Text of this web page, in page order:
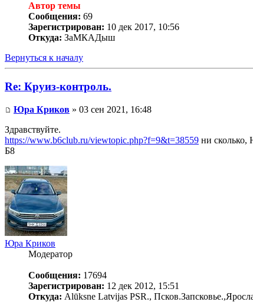
Автор темы
Сообщения: 69
Зарегистрирован: 10 дек 2017, 10:56
Откуда: ЗаМКАДыш
Вернуться к началу
Re: Круиз-контроль.
Юра Криков » 03 сен 2021, 16:48
Здравствуйте.
https://www.b6club.ru/viewtopic.php?f=9&t=38559 ни
Б8
Юра Криков
Модератор
Сообщения: 17694
Зарегистрирован: 12 дек 2012, 15:51
Откуда: Alūksne Latvijas PSR.,